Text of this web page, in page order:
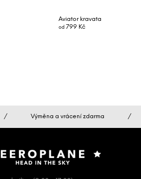
Aviator kravata
od 799 Kč
/ Výměna a vrácení zdarma /